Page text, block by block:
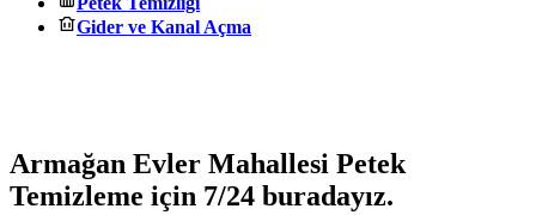
Gider ve Kanal Açma
Armağan Evler Mahallesi Petek
Temizleme için 7/24 buradayız.